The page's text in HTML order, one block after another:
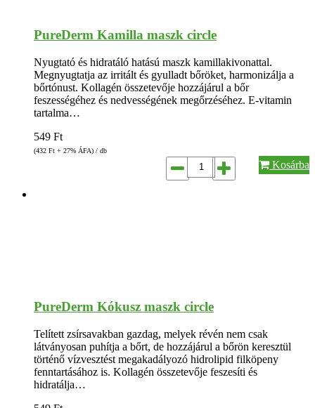
PureDerm Kamilla maszk circle
Nyugtató és hidratáló hatású maszk kamillakivonattal.
Megnyugtatja az irritált és gyulladt bőröket, harmonizálja a
bőrtónust. Kollagén összetevője hozzájárul a bőr
feszességéhez és nedvességének megőrzéséhez. E-vitamin
tartalma…
549 Ft
(432 Ft + 27% ÁFA) / db
Kosárba
PureDerm Kókusz maszk circle
Telített zsírsavakban gazdag, melyek révén nem csak
látványosan puhítja a bőrt, de hozzájárul a bőrön keresztül
történő vízvesztést megakadályozó hidrolipid filköpeny
fenntartásához is. Kollagén összetevője feszesíti és
hidratálja…